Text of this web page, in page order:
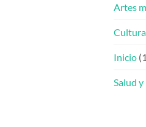
Artes
Cultura
Inicio
Salud